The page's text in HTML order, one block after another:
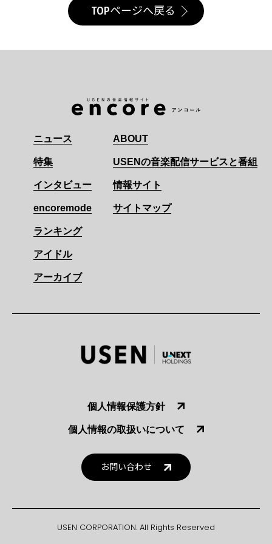
TOPページへ戻る
ニュース
特集
インタビュー
encoremode
ランキング
アイドル
アーカイブ
ABOUT
USENの音楽配信サービスと番組
情報サイト
サイトマップ
個人情報保護方針
個人情報の取扱いについて
お問い合わせ
USEN CORPORATION. All Rights Reserved